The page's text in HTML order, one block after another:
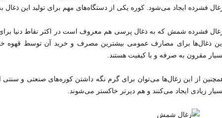
فشرده ایجاد می‌شود. کوره یکی از دستگاه‌‌های مهم برای تولید این ذغال
فشرده شمش که به ذغال پرسی هم معروف است در اکثر نقاط دنیا
ذغال‌ها برای مصارف عمومی بیشترین مصرف و خرید آن توسط قهوه
مقرون به صرفه و با کیفیت هستند.
از این زغال‌ها می‌توان برای گرم نگه داشتن کوره‌های صنعتی و
زیادی ایجاد می‌کنند و هم دیرتر خاکستر می‌شوند.